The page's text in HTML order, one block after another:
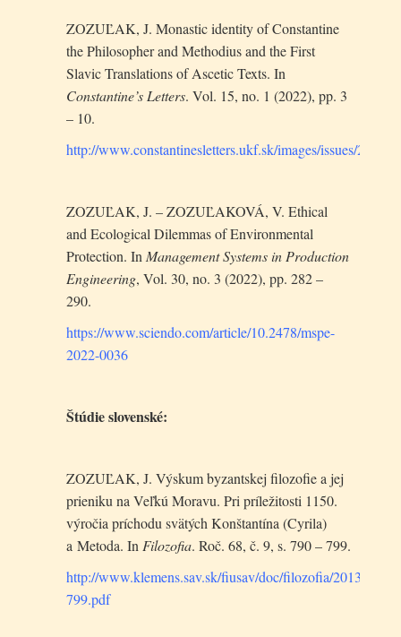
ZOZUĽAK, J. Monastic identity of Constantine
the Philosopher and Methodius and the First
Slavic Translations of Ascetic Texts. In
Constantine’s Letters. Vol. 15, no. 1 (2022), pp. 3
– 10.
http://www.constantinesletters.ukf.sk/images/issues/
ZOZUĽAK, J. – ZOZUĽAKOVÁ, V. Ethical
and Ecological Dilemmas of Environmental
Protection. InManagement Systems in Production
Engineering, Vol. 30, no. 3 (2022), pp. 282 –
290.
https://www.sciendo.com/article/10.2478/mspe-
2022-0036
Štúdie slovenské:
ZOZUĽAK, J. Výskum byzantskej filozofie a jej
prieniku na Veľkú Moravu. Pri príležitosti 1150.
výročia príchodu svätých Konštantína (Cyrila)
a Metoda. InFilozofia. Roč. 68, č. 9, s. 790 – 799.
http://www.klemens.sav.sk/fiusav/doc/filozofia/2013/9/790-
799.pdf